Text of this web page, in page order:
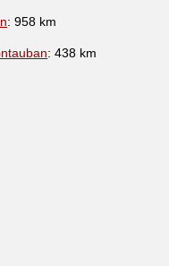
: 958 km
: 438 km